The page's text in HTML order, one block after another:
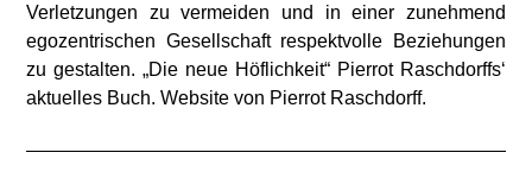
Verletzungen zu vermeiden und in einer zunehmend
egozentrischen Gesellschaft respektvolle Beziehungen
zu gestalten. „Die neue Höflichkeit“ Pierrot Raschdorffs‘
aktuelles Buch. Website von Pierrot Raschdorff.